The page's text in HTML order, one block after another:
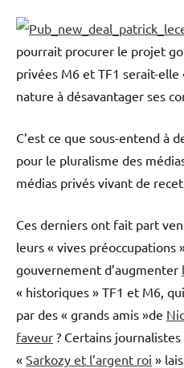
pourrait procurer le projet
privées M6 et TF1 serait-
nature à désavantager ses
C’est ce que sous-entend à
pour le pluralisme des
médias privés vivant de
Ces derniers ont fait part
leurs « vives préoccupations
gouvernement d’augmenter
« historiques » TF1 et M6,
par des « grands amis »de
faveur ? Certains
« Sarkozy et l’argent roi »